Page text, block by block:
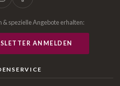
spezielle Angebote erhalten:
ANMELDEN